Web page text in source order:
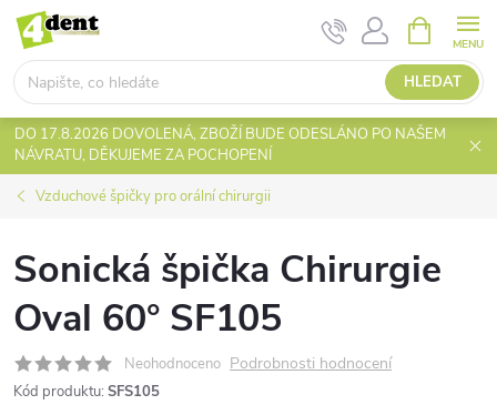
Přejít
obsah
HLEDAT
NÁKUPNÍ
KOŠÍK
DO 17.8.2026 DOVOLENÁ, ZBOŽÍ BUDE ODESLÁNO PO NAŠEM
NÁVRATU, DĚKUJEME ZA POCHOPENÍ
Vzduchové špičky pro orální chirurgii
Sonická špička Chirurgie
Oval 60° SF105
Neohodnoceno Podrobnosti hodnocení
Kód produktu: SFS105